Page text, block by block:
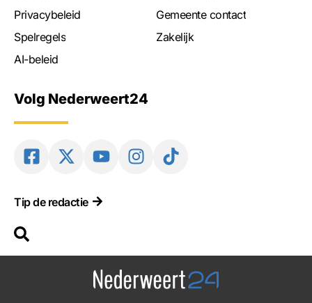
Privacybeleid
Spelregels
AI-beleid
Gemeente contact
Zakelijk
Volg Nederweert24
Tip de redactie